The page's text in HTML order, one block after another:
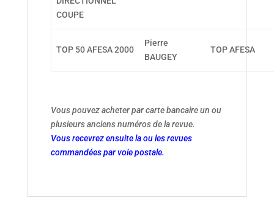
COUPE
TOP 50 AFESA 2000
Pierre
BAUGEY
TOP AFESA
Vous pouvez acheter par carte bancaire un ou
plusieurs anciens numéros de la revue.
Vous recevrez ensuite la ou les revues
commandées par voie postale.